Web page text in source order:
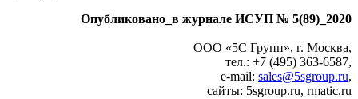
Опубликовано_в журнале ИСУП № 5(89)_2020
ООО «5С Групп», г. Москва,
тел.: +7 (495) 363‑6587,
e‑mail: sales@5sgroup.ru,
сайты: 5sgroup.ru, rmatic.ru